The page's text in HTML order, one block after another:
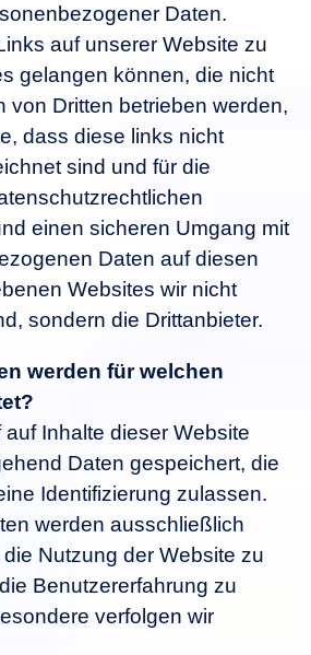
Daten.
auf unserer Website zu
gelangen können, die nicht
von Dritten betrieben werden,
dass diese links nicht
sind und für die
einen sicheren Umgang mit
Daten auf diesen
Websites wir nicht
sondern die Drittanbieter.
werden für welchen
Inhalte dieser Website
Daten gespeichert, die
Identifizierung zulassen.
werden ausschließlich
Nutzung der Website zu
Benutzererfahrung zu
verfolgen wir